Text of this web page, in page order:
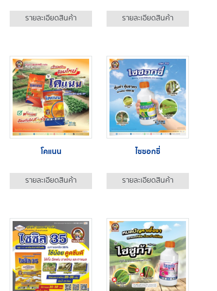
รายละเอียดสินค้า รายละเอียดสินค้า
โคแนน
รายละเอียดสินค้า
ไซซอกซี่
รายละเอียดสินค้า